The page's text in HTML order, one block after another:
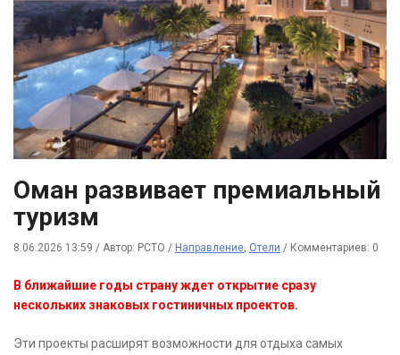
Оман развивает премиальный
туризм
8.06.2026 13:59 / Автор: РСТО / Направление, Отели / Комментариев: 0
В ближайшие годы страну ждет открытие сразу
нескольких знаковых гостиничных проектов.
Эти проекты расширят возможности для отдыха самых